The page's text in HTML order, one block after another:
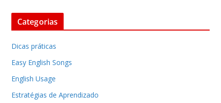
Categorias
Dicas práticas
Easy English Songs
English Usage
Estratégias de Aprendizado